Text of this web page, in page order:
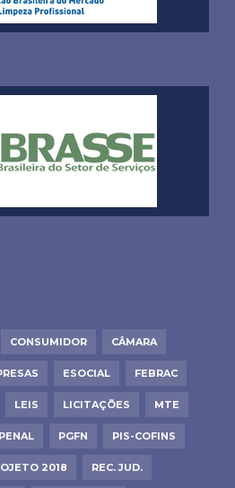
CONSUMIDOR CÂMARA
ESOCIAL FEBRAC
LEIS LICITAÇÕES MTE
PENAL PGFN PIS-COFINS
2018 REC. JUD.